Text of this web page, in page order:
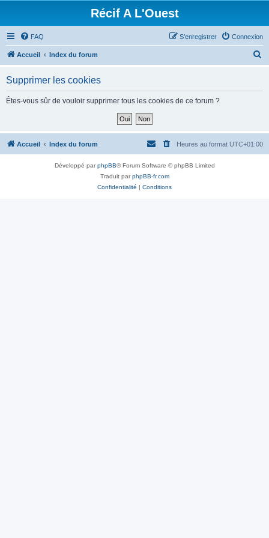
Récif A L'Ouest
FAQ Connexion
S’enregistrer
Accueil Index du forum
h
Supprimer les cookies
Êtes-vous sûr de vouloir supprimer tous les cookies de ce forum ?
Accueil Index du forum Heures au format UTC+01:00
Développé parphpBB® Forum Software © phpBB Limited
Traduit parphpBB-fr.com
Confidentialité | Conditions